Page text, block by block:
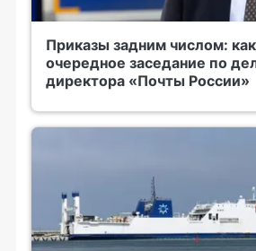
Приказы задним числом:
очередное заседание по
директора «Почты России»